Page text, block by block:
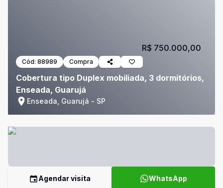
Cód: 88989 Compra
Cobertura tipo Duplex mobiliada, 3 dormitórios,
Enseada, Guarujá
Enseada, Guarujá - SP
R$ 750.000,00
Agendar visita WhatsApp